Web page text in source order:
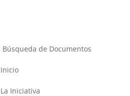
Búsqueda de Documentos
Inicio
La Iniciativa